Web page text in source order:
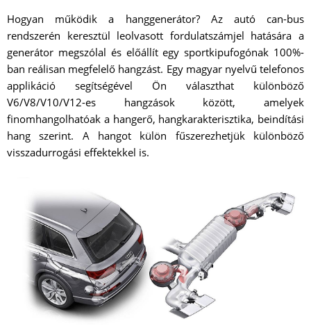
Hogyan működik a hanggenerátor? Az autó can-bus
rendszerén keresztül leolvasott fordulatszámjel hatására a
generátor megszólal és előállít egy sportkipufogónak 100%-
ban reálisan megfelelő hangzást. Egy magyar nyelvű telefonos
applikáció segítségével Ön választhat különböző
V6/V8/V10/V12-es hangzások között, amelyek
finomhangolhatóak a hangerő, hangkarakterisztika, beindítási
hang szerint. A hangot külön fűszerezhetjük különböző
visszadurrogási effektekkel is.